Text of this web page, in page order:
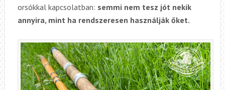
orsókkal kapcsolatban: semmi nem tesz jót nekik
annyira, mint ha rendszeresen használják őket.